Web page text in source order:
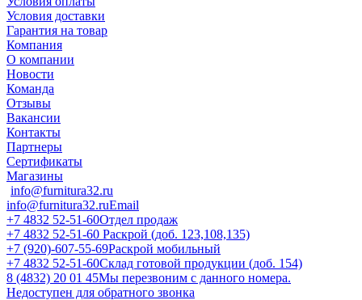
Условия доставки
Гарантия на товар
Компания
О компании
Новости
Команда
Отзывы
Вакансии
Контакты
Партнеры
Сертификаты
Магазины
info@furnitura32.ru
info@furnitura32.ruEmail
+7 4832 52-51-60Отдел продаж
+7 4832 52-51-60 Раскрой (доб. 123,108,135)
+7 (920)-607-55-69Раскрой мобильный
+7 4832 52-51-60Склад готовой продукции (доб. 154)
8 (4832) 20 01 45Мы перезвоним с данного номера.
Недоступен для обратного звонка